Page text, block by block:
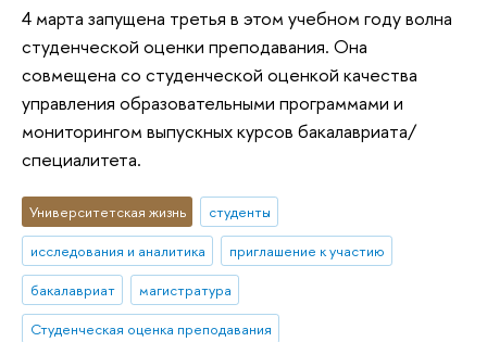
4 марта запущена третья в этом учебном году волна
студенческой оценки преподавания. Она
совмещена со студенческой оценкой качества
управления образовательными программами и
мониторингом выпускных курсов бакалавриата/
специалитета.
Университетская жизнь
студенты
исследования и аналитика
приглашение к участию
бакалавриат
магистратура
Студенческая оценка преподавания